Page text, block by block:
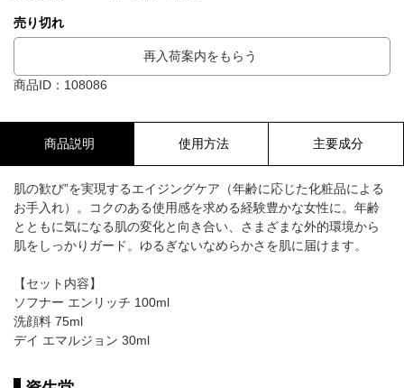
売り切れ
再入荷案内をもらう
商品ID：108086
商品説明 使用方法 主要成分
肌の歓び”を実現するエイジングケア（年齢に応じた化粧品による
お手入れ）。コクのある使用感を求める経験豊かな女性に。年齢
とともに気になる肌の変化と向き合い、さまざまな外的環境から
肌をしっかりガード。ゆるぎないなめらかさを肌に届けます。
【セット内容】
ソフナー エンリッチ 100ml
洗顔料 75ml
デイ エマルジョン 30ml